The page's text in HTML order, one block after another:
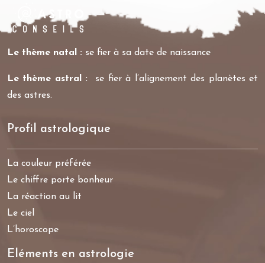
Le thème natal : se fier à sa date de naissance
Le thème astral :
se fier à l’alignement des planètes et
des astres.
Profil astrologique
La couleur préférée
Le chiffre porte bonheur
La réaction au lit
Le ciel
L’horoscope
Eléments en astrologie